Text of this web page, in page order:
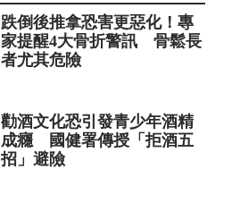
跌倒後推拿恐害更惡化！專
家提醒4大骨折警訊 骨鬆長
者尤其危險
勸酒文化恐引發青少年酒精
成癮 國健署傳授「拒酒五
招」避險